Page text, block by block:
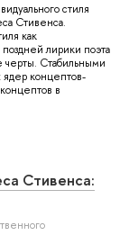
стиля
Стивенса.
как
лирики поэта
черты. Стабильными
ядер концептов-
в
Стивенса: